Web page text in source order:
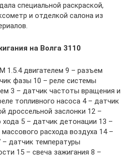
специальной раскраской,
и отделкой салона из
на Волга 3110
1.5.4 двигателем 9 – разъем
фазы 10 – реле системы
3 – датчик частоты вращения и
топливного насоса 4 – датчик
дроссельной заслонки 12 –
хода 5 – датчик детонации 13 –
расхода воздуха 14 –
– датчик температуры
15 – свеча зажигания 8 –